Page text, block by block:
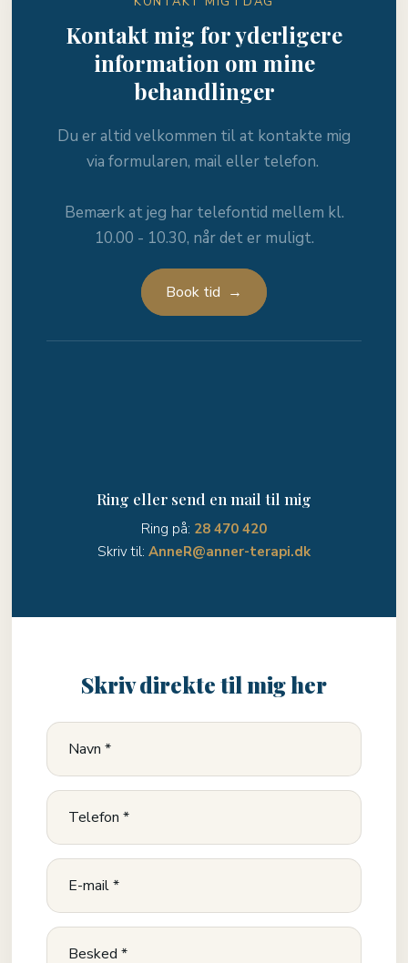
Kontakt mig for yderligere
information om mine
behandlinger
Du er altid velkommen til at kontakte mig
via formularen, mail eller telefon. ​
Bemærk at jeg har telefontid mellem kl.
10.00 - 10.30, når det er muligt.
Book tid →
Ring eller send en mail til mig
Ring på: 28 470 420
Skriv til: AnneR@anner-terapi.dk
Skriv direkte til mig her​